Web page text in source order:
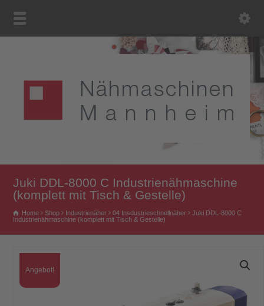
Juki DDL-8000 C Industrienähmaschine
(komplett mit Tisch & Gestelle)
Home Shop Industrienäher 04 Insdustrieschnellnäher
Juki DDL-8000 C
Industrienähmaschine (komplett mit Tisch & Gestelle)
Angebot!